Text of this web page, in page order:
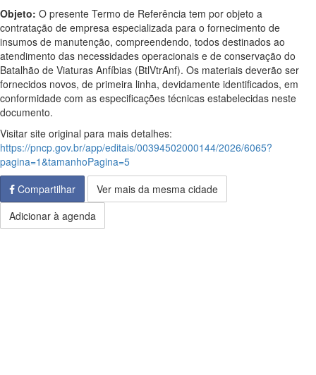
Objeto: O presente Termo de Referência tem por objeto a
contratação de empresa especializada para o fornecimento de
insumos de manutenção, compreendendo, todos destinados ao
atendimento das necessidades operacionais e de conservação do
Batalhão de Viaturas Anfíbias (BtlVtrAnf). Os materiais deverão ser
fornecidos novos, de primeira linha, devidamente identificados, em
conformidade com as especificações técnicas estabelecidas neste
documento.
Visitar site original para mais detalhes:
https://pncp.gov.br/app/editais/00394502000144/2026/6065?
pagina=1&tamanhoPagina=5
Compartilhar
Ver mais da mesma cidade
Adicionar à agenda